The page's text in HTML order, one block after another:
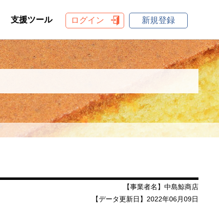
支援ツール ログイン 新規登録
【事業者名】中島鯨商店
【データ更新日】2022年06月09日